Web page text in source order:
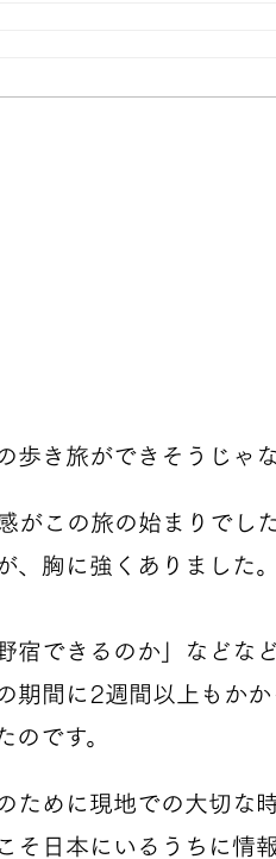
歩き旅ができそうじゃな
がこの旅の始まりでし
、胸に強くありました。
宿できるのか」などな
間に2週間以上もかか
です。
ために現地での大切な
そ日本にいるうちに情